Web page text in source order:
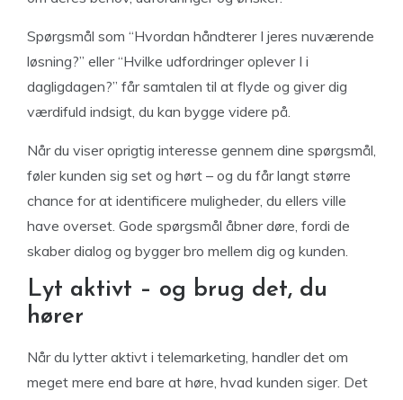
Spørgsmål som “Hvordan håndterer I jeres nuværende
løsning?” eller “Hvilke udfordringer oplever I i
dagligdagen?” får samtalen til at flyde og giver dig
værdifuld indsigt, du kan bygge videre på.
Når du viser oprigtig interesse gennem dine spørgsmål,
føler kunden sig set og hørt – og du får langt større
chance for at identificere muligheder, du ellers ville
have overset. Gode spørgsmål åbner døre, fordi de
skaber dialog og bygger bro mellem dig og kunden.
Lyt aktivt – og brug det, du
hører
Når du lytter aktivt i telemarketing, handler det om
meget mere end bare at høre, hvad kunden siger. Det